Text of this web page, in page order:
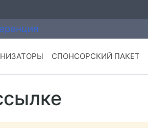
СПОНСОРСКИЙ ПАКЕТ